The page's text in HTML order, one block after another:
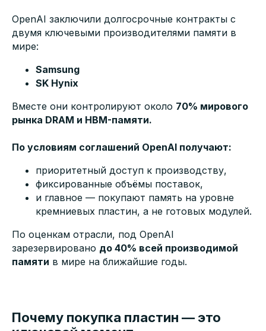
OpenAI заключили долгосрочные контракты с
двумя ключевыми производителями памяти в
мире:
Samsung
SK Hynix
Вместе они контролируют около 70% мирового
рынка DRAM и HBM-памяти.
По условиям соглашений OpenAI получают:
приоритетный доступ к производству,
фиксированные объёмы поставок,
и главное — покупают память на уровне
кремниевых пластин, а не готовых модулей.
По оценкам отрасли, под OpenAI
зарезервировано до 40% всей производимой
памяти в мире на ближайшие годы.
Почему покупка пластин — это